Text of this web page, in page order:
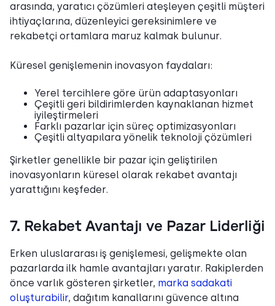
arasında, yaratıcı çözümleri ateşleyen çeşitli müşteri
ihtiyaçlarına, düzenleyici gereksinimlere ve
rekabetçi ortamlara maruz kalmak bulunur.
Küresel genişlemenin inovasyon faydaları:
Yerel tercihlere göre ürün adaptasyonları
Çeşitli geri bildirimlerden kaynaklanan hizmet
iyileştirmeleri
Farklı pazarlar için süreç optimizasyonları
Çeşitli altyapılara yönelik teknoloji çözümleri
Şirketler genellikle bir pazar için geliştirilen
inovasyonların küresel olarak rekabet avantajı
yarattığını keşfeder.
7. Rekabet Avantajı ve Pazar Liderliği
Erken uluslararası iş genişlemesi, gelişmekte olan
pazarlarda ilk hamle avantajları yaratır. Rakiplerden
önce varlık gösteren şirketler, marka sadakati
oluşturabilir, dağıtım kanallarını güvence altına